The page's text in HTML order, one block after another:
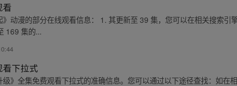
看
》动漫的部分在线观看信息： 1. 其更新至 39 集，您可以在相关搜索
169 集的...
下拉式
》全集免费观看下拉式的准确信息。您可以通过以下途径查找：如在